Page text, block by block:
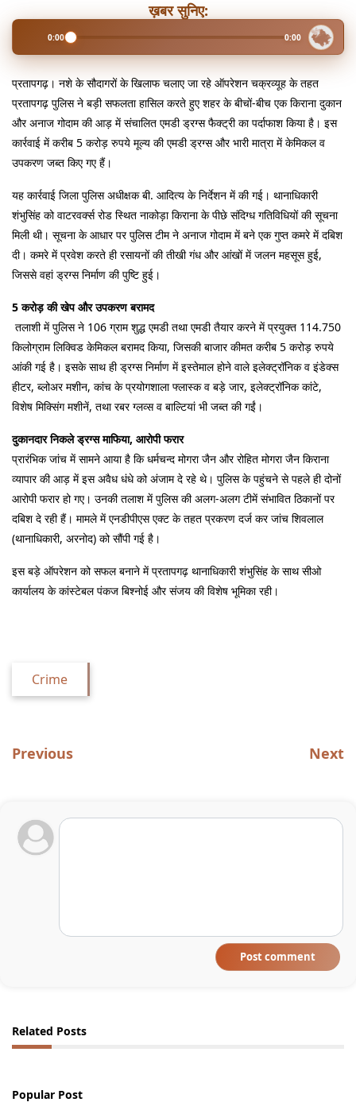
ख़बर सुनिए:
0:00 0:00
प्रतापगढ़। नशे के सौदागरों के खिलाफ चलाए जा रहे ऑपरेशन चक्रव्यूह के तहत
प्रतापगढ़ पुलिस ने बड़ी सफलता हासिल करते हुए शहर के बीचों-बीच एक किराना दुकान
और अनाज गोदाम की आड़ में संचालित एमडी ड्रग्स फैक्ट्री का पर्दाफाश किया है। इस
कार्रवाई में करीब 5 करोड़ रुपये मूल्य की एमडी ड्रग्स और भारी मात्रा में केमिकल व
उपकरण जब्त किए गए हैं।
यह कार्रवाई जिला पुलिस अधीक्षक बी. आदित्य के निर्देशन में की गई। थानाधिकारी
शंभुसिंह को वाटरवर्क्स रोड स्थित नाकोड़ा किराना के पीछे संदिग्ध गतिविधियों की सूचना
मिली थी। सूचना के आधार पर पुलिस टीम ने अनाज गोदाम में बने एक गुप्त कमरे में दबिश
दी। कमरे में प्रवेश करते ही रसायनों की तीखी गंध और आंखों में जलन महसूस हुई,
जिससे वहां ड्रग्स निर्माण की पुष्टि हुई।
5 करोड़ की खेप और उपकरण बरामद
किलोग्राम लिक्विड केमिकल बरामद किया, जिसकी बाजार कीमत करीब 5 करोड़ रुपये
आंकी गई है। इसके साथ ही ड्रग्स निर्माण में इस्तेमाल होने वाले इलेक्ट्रॉनिक व इंडेक्स
हीटर, ब्लोअर मशीन, कांच के प्रयोगशाला फ्लास्क व बड़े जार, इलेक्ट्रॉनिक कांटे,
विशेष मिक्सिंग मशीनें, तथा रबर ग्लव्स व बाल्टियां भी जब्त की गईं।
दुकानदार निकले ड्रग्स माफिया, आरोपी फरार
प्रारंभिक जांच में सामने आया है कि धर्मचन्द मोगरा जैन और रोहित मोगरा जैन किराना
व्यापार की आड़ में इस अवैध धंधे को अंजाम दे रहे थे। पुलिस के पहुंचने से पहले ही दोनों
आरोपी फरार हो गए। उनकी तलाश में पुलिस की अलग-अलग टीमें संभावित ठिकानों पर
दबिश दे रही हैं। मामले में एनडीपीएस एक्ट के तहत प्रकरण दर्ज कर जांच शिवलाल
(थानाधिकारी, अरनोद) को सौंपी गई है।
इस बड़े ऑपरेशन को सफल बनाने में प्रतापगढ़ थानाधिकारी शंभुसिंह के साथ सीओ
कार्यालय के कांस्टेबल पंकज बिश्नोई और संजय की विशेष भूमिका रही।
Crime
Previous Next
Post comment
Related Posts
Popular Post